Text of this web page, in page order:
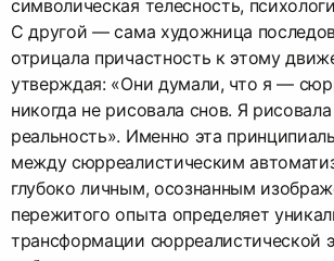
символическая телесность,
С другой — сама художница
отрицала причастность к этому
утверждая: «Они думали, что я —
никогда не рисовала снов. Я
реальность». Именно эта
между сюрреалистическим
глубоко личным, осознанным
пережитого опыта определяет
трансформации сюрреалистической